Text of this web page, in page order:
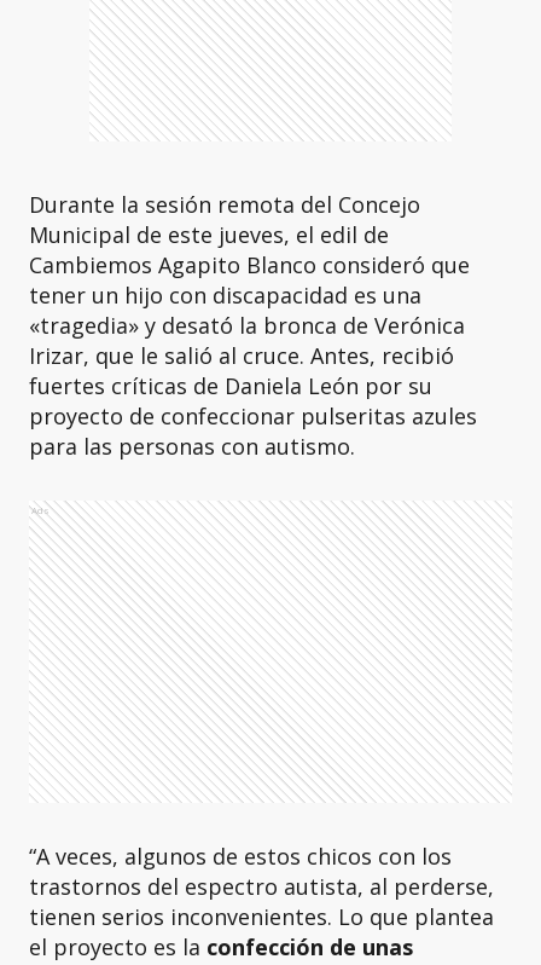
Durante la sesión remota del Concejo
Municipal de este jueves, el edil de
Cambiemos Agapito Blanco consideró que
tener un hijo con discapacidad es una
«tragedia» y desató la bronca de Verónica
Irizar, que le salió al cruce. Antes, recibió
fuertes críticas de Daniela León por su
proyecto de confeccionar pulseritas azules
para las personas con autismo.
Ads
“A veces, algunos de estos chicos con los
trastornos del espectro autista, al perderse,
tienen serios inconvenientes. Lo que plantea
el proyecto es la confección de unas